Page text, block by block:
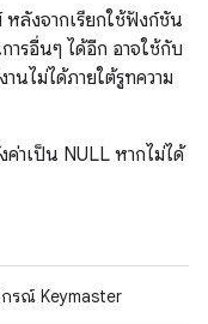
ลังจากเรียกใช้ฟังก์ชัน
ารอื่นๆ ได้อีก อาจใช้กับ
นไม่ได้ภายใต้รูทความ
าเป็น NULL หากไม่ได้
กรณ์ Keymaster